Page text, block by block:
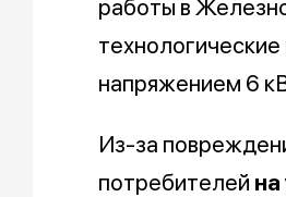
работы в
напряжением 6
Из-за
потребителей